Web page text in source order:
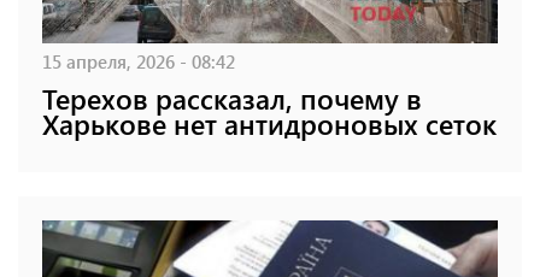
15 апреля, 2026 - 08:42
Терехов рассказал, почему в
Харькове нет антидроновых сеток